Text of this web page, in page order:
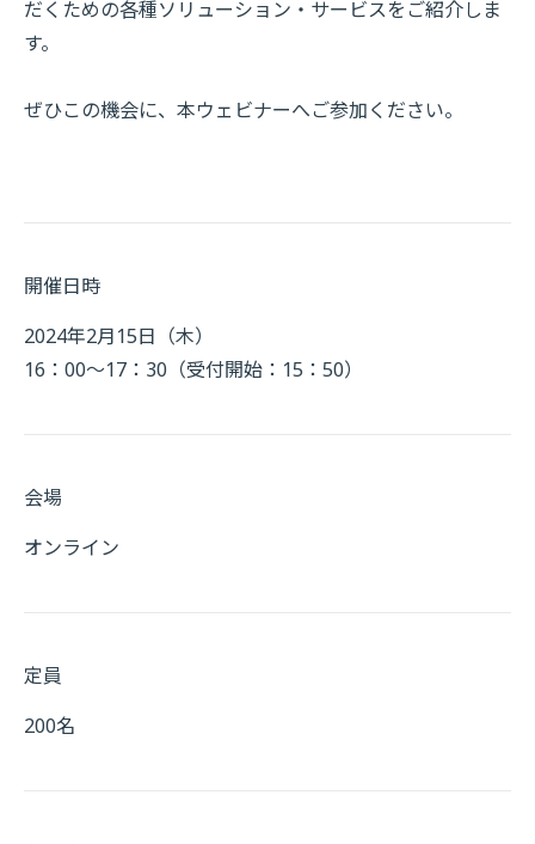
だくための各種ソリューション・サービスをご紹介しま
す。
ぜひこの機会に、本ウェビナーへご参加ください。
開催日時
2024年2月15日（木）
16：00～17：30（受付開始：15：50）
会場
オンライン
定員
200名